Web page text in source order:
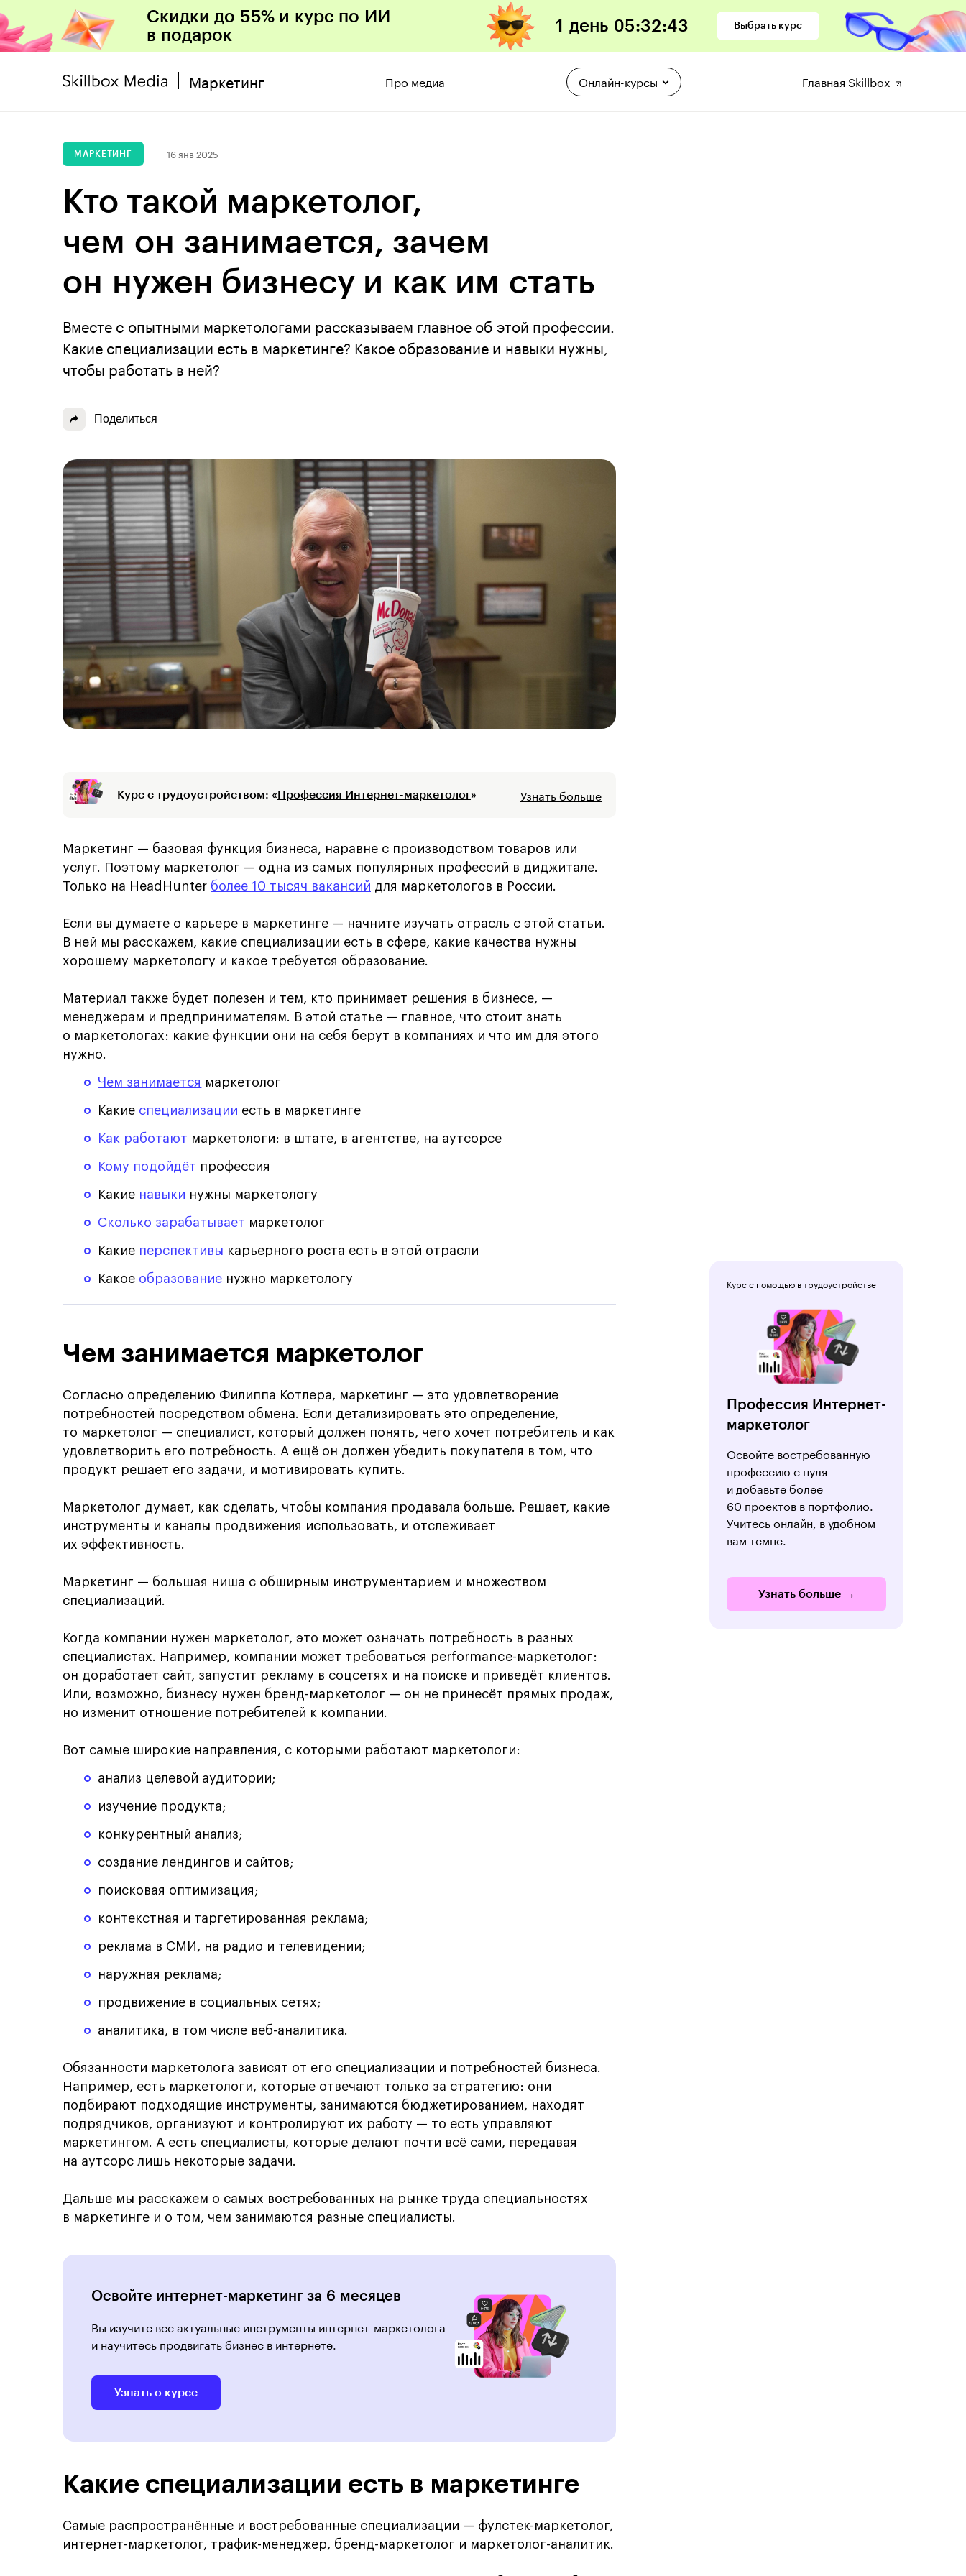
Скидки до 55% и курс по ИИ
в подарок
1 день 05:32:42 Выбрать курс
Маркетинг Про медиа Онлайн-курсы Главная Skillbox
МАРКЕТИНГ 16 янв 2025
Кто такой маркетолог,
чем он занимается, зачем
он нужен бизнесу и как им стать
Вместе с опытными маркетологами рассказываем главное об этой профессии.
Какие специализации есть в маркетинге? Какое образование и навыки нужны,
чтобы работать в ней?
Поделиться
Курс с помощью в трудоустройстве
Профессия Интернет-
маркетолог
Освойте востребованную
профессию с нуля
и добавьте более
60 проектов в портфолио.
Учитесь онлайн, в удобном
вам темпе.
Узнать больше →
Курс с трудоустройством: « Профессия Интернет-маркетолог» Узнать больше
Маркетинг — базовая функция бизнеса, наравне с производством товаров или
услуг. Поэтому маркетолог — одна из самых популярных профессий в диджитале.
Только на HeadHunter более 10 тысяч вакансий для маркетологов в России.
Если вы думаете о карьере в маркетинге — начните изучать отрасль с этой статьи.
В ней мы расскажем, какие специализации есть в сфере, какие качества нужны
хорошему маркетологу и какое требуется образование.
Материал также будет полезен и тем, кто принимает решения в бизнесе, —
менеджерам и предпринимателям. В этой статье — главное, что стоит знать
о маркетологах: какие функции они на себя берут в компаниях и что им для этого
нужно.
Чем занимается маркетолог
Какие специализации есть в маркетинге
Как работают маркетологи: в штате, в агентстве, на аутсорсе
Кому подойдёт профессия
Какие навыки нужны маркетологу
Сколько зарабатывает маркетолог
Какие перспективы карьерного роста есть в этой отрасли
Какое образование нужно маркетологу
Чем занимается маркетолог
Согласно определению Филиппа Котлера, маркетинг — это удовлетворение
потребностей посредством обмена. Если детализировать это определение,
то маркетолог — специалист, который должен понять, чего хочет потребитель и как
удовлетворить его потребность. А ещё он должен убедить покупателя в том, что
продукт решает его задачи, и мотивировать купить.
Маркетолог думает, как сделать, чтобы компания продавала больше. Решает, какие
инструменты и каналы продвижения использовать, и отслеживает
их эффективность.
Маркетинг — большая ниша с обширным инструментарием и множеством
специализаций.
Когда компании нужен маркетолог, это может означать потребность в разных
специалистах. Например, компании может требоваться performance-маркетолог:
он доработает сайт, запустит рекламу в соцсетях и на поиске и приведёт клиентов.
Или, возможно, бизнесу нужен бренд-маркетолог — он не принесёт прямых продаж,
но изменит отношение потребителей к компании.
Вот самые широкие направления, с которыми работают маркетологи:
анализ целевой аудитории;
изучение продукта;
конкурентный анализ;
создание лендингов и сайтов;
поисковая оптимизация;
контекстная и таргетированная реклама;
реклама в СМИ, на радио и телевидении;
наружная реклама;
продвижение в социальных сетях;
аналитика, в том числе веб-аналитика.
Обязанности маркетолога зависят от его специализации и потребностей бизнеса.
Например, есть маркетологи, которые отвечают только за стратегию: они
подбирают подходящие инструменты, занимаются бюджетированием, находят
подрядчиков, организуют и контролируют их работу — то есть управляют
маркетингом. А есть специалисты, которые делают почти всё сами, передавая
на аутсорс лишь некоторые задачи.
Дальше мы расскажем о самых востребованных на рынке труда специальностях
в маркетинге и о том, чем занимаются разные специалисты.
Освойте интернет-маркетинг за 6 месяцев
Вы изучите все актуальные инструменты интернет-маркетолога
и научитесь продвигать бизнес в интернете.
Узнать о курсе
Какие специализации есть в маркетинге
Самые распространённые и востребованные специализации — фулстек-маркетолог,
интернет-маркетолог, трафик-менеджер, бренд-маркетолог и маркетолог-аналитик.